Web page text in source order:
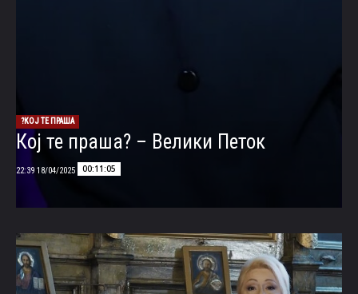
КОЈ ТЕ ПРАША?
Кој те праша? – Велики Петок
00:11:05
18/04/2025 22:39